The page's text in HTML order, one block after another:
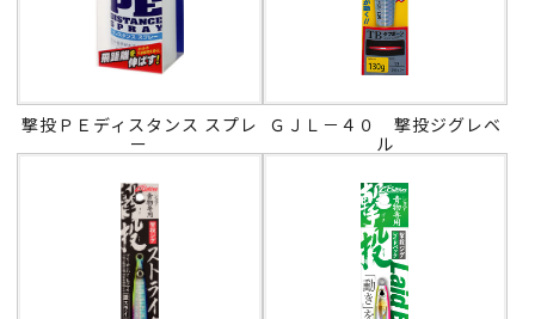
撃投ＰＥディスタンス スプレ
ー
ＧＪＬ－４０ 撃投ジグレベ
ル